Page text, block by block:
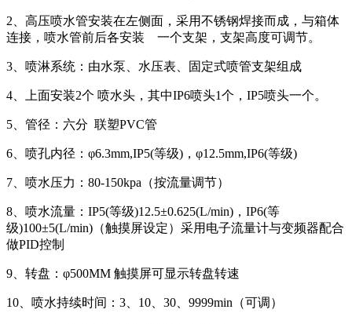
2、高压喷水管安装在左侧面，采用不锈钢焊接而成，与箱体
连接，喷水管前后各安装 一个支架，支架高度可调节。
3、喷淋系统：由水泵、水压表、固定式喷管支架组成
4、上面安装2个 喷水头，其中IP6喷头1个，IP5喷头一个。
5、管径：六分 联塑PVC管
6、喷孔内径：φ6.3mm,IP5(等级)，φ12.5mm,IP6(等级)
7、喷水压力：80-150kpa（按流量调节）
8、喷水流量：IP5(等级)12.5±0.625(L/min)，IP6(等
级)100±5(L/min)（触摸屏设定）采用电子流量计与变频器配合
做PID控制
9、转盘：φ500MM 触摸屏可显示转盘转速
10、喷水持续时间：3、10、30、9999min（可调）